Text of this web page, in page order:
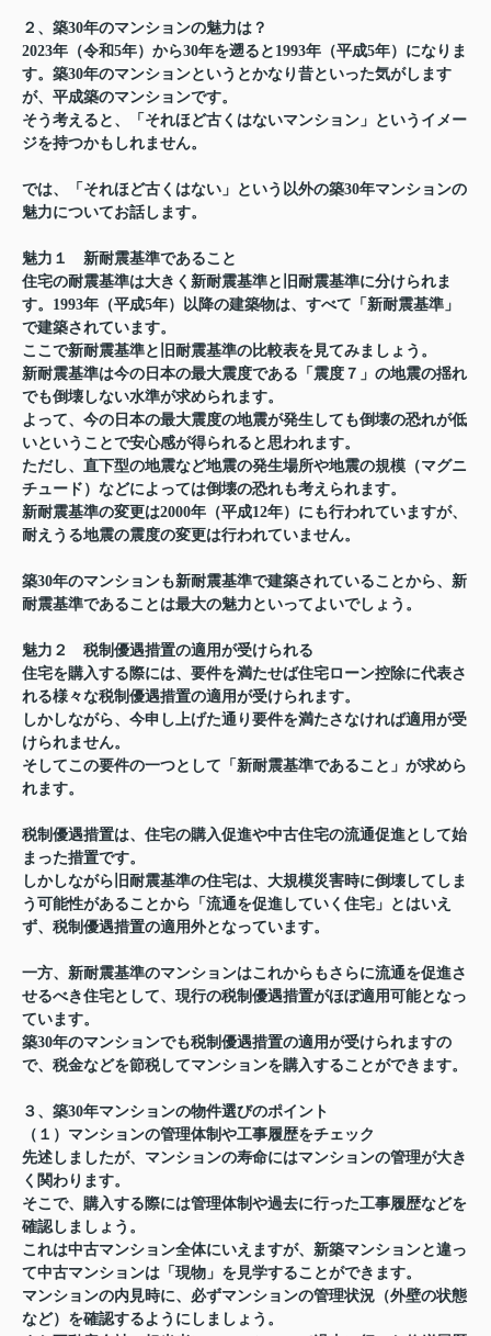
２、築30年のマンションの魅力は？
2023年（令和5年）から30年を遡ると1993年（平成5年）になりま
す。築30年のマンションというとかなり昔といった気がします
が、平成築のマンションです。
そう考えると、「それほど古くはないマンション」というイメー
ジを持つかもしれません。
では、「それほど古くはない」という以外の築30年マンションの
魅力についてお話します。
魅力１ 新耐震基準であること
住宅の耐震基準は大きく新耐震基準と旧耐震基準に分けられま
す。1993年（平成5年）以降の建築物は、すべて「新耐震基準」
で建築されています。
ここで新耐震基準と旧耐震基準の比較表を見てみましょう。
新耐震基準は今の日本の最大震度である「震度７」の地震の揺れ
でも倒壊しない水準が求められます。
よって、今の日本の最大震度の地震が発生しても倒壊の恐れが低
いということで安心感が得られると思われます。
ただし、直下型の地震など地震の発生場所や地震の規模（マグニ
チュード）などによっては倒壊の恐れも考えられます。
新耐震基準の変更は2000年（平成12年）にも行われていますが、
耐えうる地震の震度の変更は行われていません。
築30年のマンションも新耐震基準で建築されていることから、新
耐震基準であることは最大の魅力といってよいでしょう。
魅力２ 税制優遇措置の適用が受けられる
住宅を購入する際には、要件を満たせば住宅ローン控除に代表さ
れる様々な税制優遇措置の適用が受けられます。
しかしながら、今申し上げた通り要件を満たさなければ適用が受
けられません。
そしてこの要件の一つとして「新耐震基準であること」が求めら
れます。
税制優遇措置は、住宅の購入促進や中古住宅の流通促進として始
まった措置です。
しかしながら旧耐震基準の住宅は、大規模災害時に倒壊してしま
う可能性があることから「流通を促進していく住宅」とはいえ
ず、税制優遇措置の適用外となっています。
一方、新耐震基準のマンションはこれからもさらに流通を促進さ
せるべき住宅として、現行の税制優遇措置がほぼ適用可能となっ
ています。
築30年のマンションでも税制優遇措置の適用が受けられますの
で、税金などを節税してマンションを購入することができます。
３、築30年マンションの物件選びのポイント
（１）マンションの管理体制や工事履歴をチェック
先述しましたが、マンションの寿命にはマンションの管理が大き
く関わります。
そこで、購入する際には管理体制や過去に行った工事履歴などを
確認しましょう。
これは中古マンション全体にいえますが、新築マンションと違っ
て中古マンションは「現物」を見学することができます。
マンションの内見時に、必ずマンションの管理状況（外壁の状態
など）を確認するようにしましょう。